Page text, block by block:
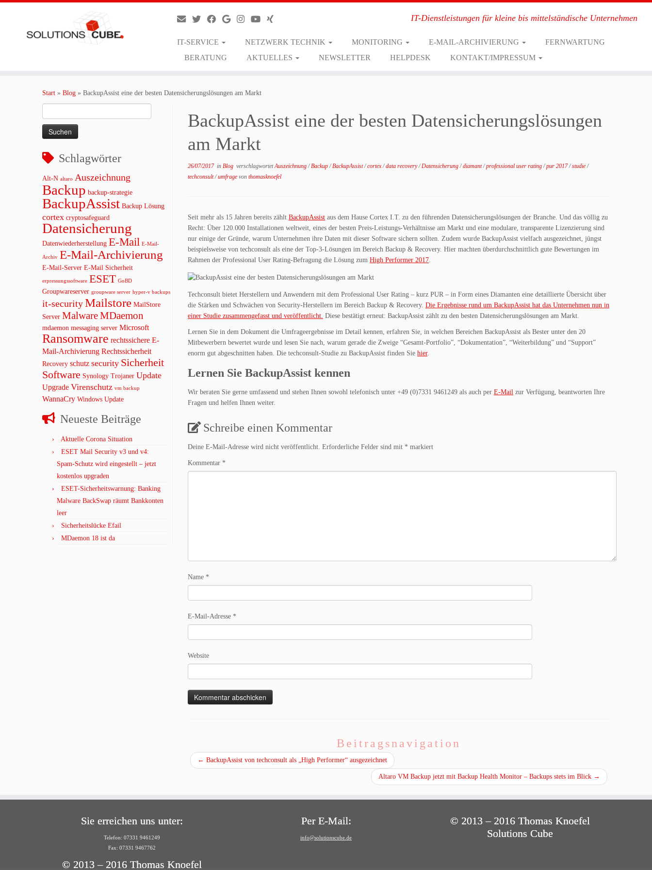
IT-Dienstleistungen für kleine bis mittelständische Unternehmen
IT-SERVICE NETZWERK TECHNIK MONITORING E-MAIL-ARCHIVIERUNG
FERNWARTUNG
BERATUNG
AKTUELLES NEWSLETTER HELPDESK KONTAKT/IMPRESSUM
Start » Blog » BackupAssist eine der besten Datensicherungslösungen am Markt
nach:
Schlagwörter
Alt-N altaro Auszeichnung
Backup backup-strategie
BackupAssist Backup Lösung
cortex cryptosafeguard
Datensicherung
Datenwiederherstellung E-Mail E-Mail-
Archiv E-Mail-Archivierung
E-Mail-Server E-Mail Sicherheit
erpressungssoftware ESET GoBD
Groupwareserver groupware server hyper-v backups
it-securityMailstore MailStore
Server MalwareMDaemon
mdaemon messaging server Microsoft
Ransomware rechtssichere E-
Mail-Archivierung Rechtssicherheit
Recovery schutz security Sicherheit
Software Synology Trojaner Update
Upgrade Virenschutz vm backup
WannaCry Windows Update
Neueste Beiträge
Aktuelle Corona Situation
ESET Mail Security v3 und v4:
Spam-Schutz wird eingestellt – jetzt
kostenlos upgraden
ESET-Sicherheitswarnung: Banking
Malware BackSwap räumt Bankkonten
leer
Sicherheitslücke Efail
MDaemon 18 ist da
BackupAssist eine der besten Datensicherungslösungen
am Markt
26/07/2017in Blog verschlagwortetAuszeichnung/Backup/BackupAssist/cortex/data recovery/Datensicherung/diamant/professional user rating/pur 2017/studie/
techconsult/umfrage von thomasknoefel
Seit mehr als 15 Jahren bereits zählt BackupAssist aus dem Hause Cortex I.T. zu den führenden Datensicherungslösungen der Branche. Und das völlig zu
Recht: Über 120.000 Installationen weltweit, eines der besten Preis-Leistungs-Verhältnisse am Markt und eine modulare, transparente Lizenzierung sind
nur einige der Gründe, warum Unternehmen ihre Daten mit dieser Software sichern sollten. Zudem wurde BackupAssist vielfach ausgezeichnet, jüngst
beispielsweise von techconsult als eine der Top-3-Lösungen im Bereich Backup & Recovery. Hier machten überdurchschnittlich gute Bewertungen im
Rahmen der Professional User Rating-Befragung die Lösung zum High Performer 2017.
Techconsult bietet Herstellern und Anwendern mit dem Professional User Rating – kurz PUR – in Form eines Diamanten eine detaillierte Übersicht über
die Stärken und Schwächen von Security-Herstellern im Bereich Backup & Recovery. Die Ergebnisse rund um BackupAssist hat das Unternehmen nun in
einer Studie zusammengefasst und veröffentlicht. Diese bestätigt erneut: BackupAssist zählt zu den besten Datensicherungslösungen am Markt.
Lernen Sie in dem Dokument die Umfrageergebnisse im Detail kennen, erfahren Sie, in welchen Bereichen BackupAssist als Bester unter den 20
Mitbewerbern bewertet wurde und lesen Sie nach, warum gerade die Zweige “Gesamt-Portfolio”, “Dokumentation”, “Weiterbildung” und “Support”
enorm gut abgeschnitten haben. Die techconsult-Studie zu BackupAssist finden Sie hier.
Lernen Sie BackupAssist kennen
Wir beraten Sie gerne umfassend und stehen Ihnen sowohl telefonisch unter +49 (0)7331 9461249 als auch per E-Mail zur Verfügung, beantworten Ihre
Fragen und helfen Ihnen weiter.
Schreibe einen Kommentar
Deine E-Mail-Adresse wird nicht veröffentlicht. Erforderliche Felder sind mit * markiert
Kommentar *
Name *
E-Mail-Adresse *
Website
Beitragsnavigation
← BackupAssist von techconsult als „High Performer“ ausgezeichnet
Altaro VM Backup jetzt mit Backup Health Monitor – Backups stets im Blick →
Sie erreichen uns unter:
Telefon: 07331 9461249
Fax: 07331 9467762
© 2013 – 2016 Thomas Knoefel
Per E-Mail:
info@solutionscube.de
© 2013 – 2016 Thomas Knoefel
Solutions Cube